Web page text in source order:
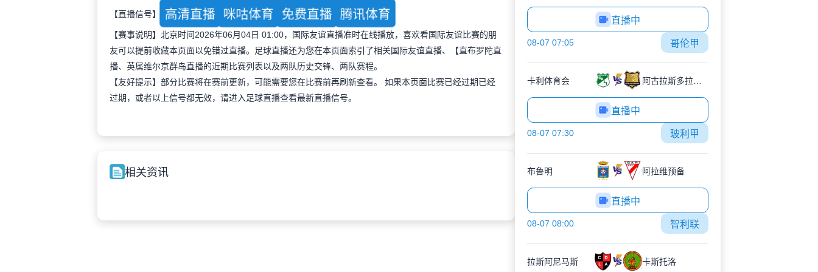
【直播信号】 高清直播 咪咕体育 免费直播 腾讯体育
【赛事说明】北京时间2026年06月04日 01:00，国际友谊直播准时在线播放，喜欢看国际友谊比赛的朋
友可以提前收藏本页面以免错过直播。足球直播还为您在本页面索引了相关国际友谊直播、【直布罗陀直
播、英属维尔京群岛直播的近期比赛列表以及两队历史交锋、两队赛程。
【友好提示】部分比赛将在赛前更新，可能需要您在比赛前再刷新查看。 如果本页面比赛已经过期已经
过期，或者以上信号都无效，请进入足球直播查看最新直播信号。
相关资讯
直播中
08-07 07:05 哥伦甲
卡利体育会 阿古拉斯多拉达斯
直播中
08-07 07:30 玻利甲
布鲁明 阿拉维预备
直播中
08-07 08:00 智利联
拉斯阿尼马斯 卡斯托洛